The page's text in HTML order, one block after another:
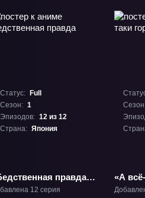
Статус:
Full
Сезон: 1
Эпизодов: 12 из 12
Страна: Япония
правда»
1
12 серия
«А